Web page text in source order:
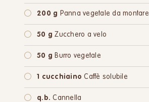
200 g Panna vegetale da montare
50 g Zucchero a velo
50 g Burro vegetale
oppure:50 gMargarina
1 cucchiaino Caffè solubile
q.b. Cannella